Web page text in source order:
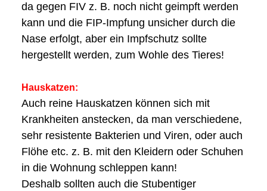
da gegen FIV z. B. noch nicht geimpft werden
kann und die FIP-Impfung unsicher durch die
Nase erfolgt, aber ein Impfschutz sollte
hergestellt werden, zum Wohle des Tieres!
Hauskatzen:
Auch reine Hauskatzen können sich mit
Krankheiten anstecken, da man verschiedene,
sehr resistente Bakterien und Viren, oder auch
Flöhe etc. z. B. mit den Kleidern oder Schuhen
in die Wohnung schleppen kann!
Deshalb sollten auch die Stubentiger